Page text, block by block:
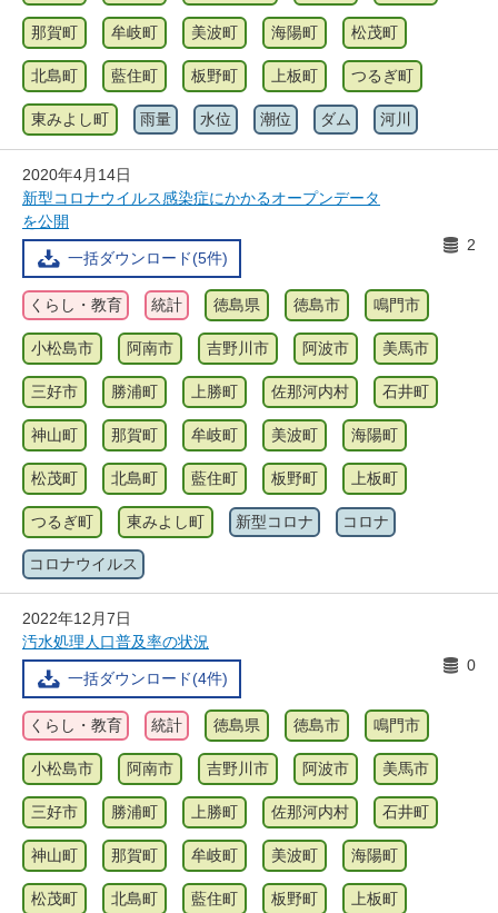
那賀町 牟岐町 美波町 海陽町 松茂町
北島町 藍住町 板野町 上板町 つるぎ町
東みよし町 雨量 水位 潮位 ダム 河川
2020年4月14日
新型コロナウイルス感染症にかかるオープンデータ
を公開
一括ダウンロード(5件)
2
くらし・教育 統計 徳島県 徳島市 鳴門市
小松島市 阿南市 吉野川市 阿波市 美馬市
三好市 勝浦町 上勝町 佐那河内村 石井町
神山町 那賀町 牟岐町 美波町 海陽町
松茂町 北島町 藍住町 板野町 上板町
つるぎ町 東みよし町 新型コロナ コロナ
コロナウイルス
2022年12月7日
汚水処理人口普及率の状況
一括ダウンロード(4件)
0
くらし・教育 統計 徳島県 徳島市 鳴門市
小松島市 阿南市 吉野川市 阿波市 美馬市
三好市 勝浦町 上勝町 佐那河内村 石井町
神山町 那賀町 牟岐町 美波町 海陽町
松茂町 北島町 藍住町 板野町 上板町